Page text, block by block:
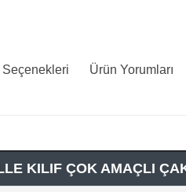
Seçenekleri Ürün Yorumları
KILIF ÇOK AMAÇLI